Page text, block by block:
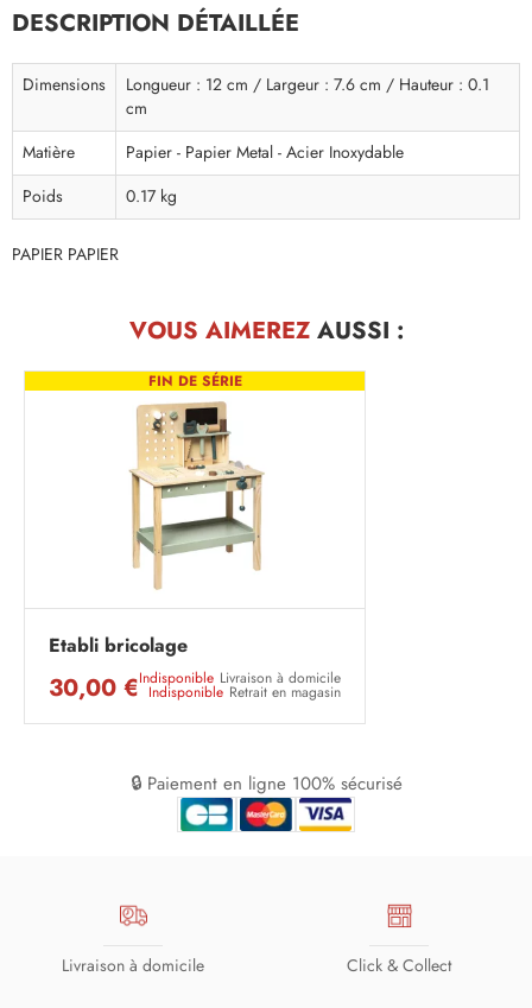
DESCRIPTION DÉTAILLÉE
Dimensions
Longueur : 12 cm / Largeur : 7.6 cm / Hauteur : 0.1
cm
Matière
Papier - Papier Metal - Acier Inoxydable
Poids
0.17 kg
PAPIER PAPIER
VOUS AIMEREZAUSSI :
FIN DE SÉRIE
Etabli bricolage
30,00 €Indisponible Livraison à domicile
Indisponible Retrait en magasin
🔒 Paiement en ligne 100% sécurisé
Livraison à domicile Click & Collect